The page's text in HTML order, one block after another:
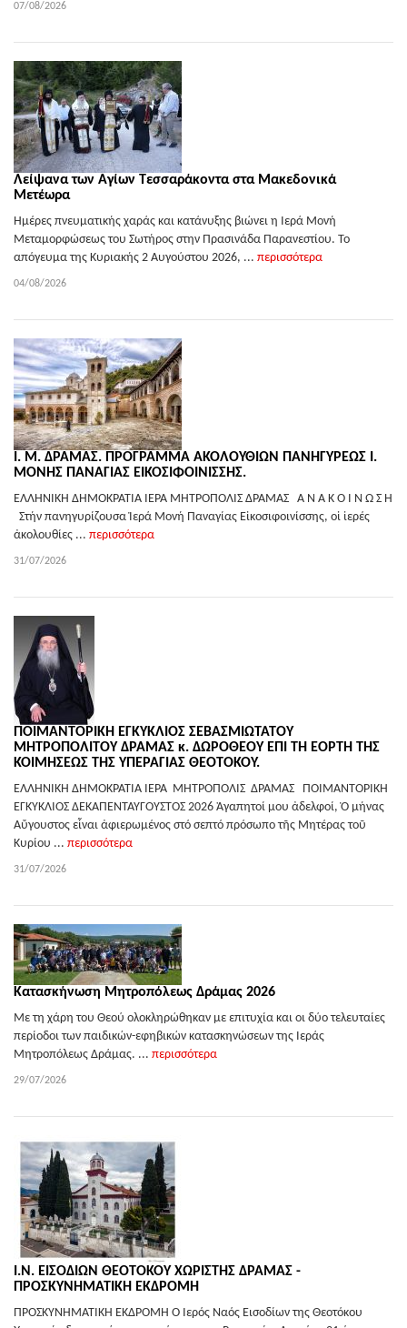
07/08/2026
Λείψανα των Αγίων Τεσσαράκοντα στα Μακεδονικά
Μετέωρα
Ημέρες πνευματικής χαράς και κατάνυξης βιώνει η Ιερά Μονή
Μεταμορφώσεως του Σωτήρος στην Πρασινάδα Παρανεστίου. Το
απόγευμα της Κυριακής 2 Αυγούστου 2026, ... περισσότερα
04/08/2026
Ι. Μ. ΔΡΑΜΑΣ. ΠΡΟΓΡΑΜΜΑ ΑΚΟΛΟΥΘΙΩΝ ΠΑΝΗΓΥΡΕΩΣ Ι.
ΜΟΝΗΣ ΠΑΝΑΓΙΑΣ ΕΙΚΟΣΙΦΟΙΝΙΣΣΗΣ.
ΕΛΛΗΝΙΚΗ ΔΗΜΟΚΡΑΤΙΑ ΙΕΡΑ ΜΗΤΡΟΠΟΛΙΣ ΔΡΑΜΑΣ Α Ν Α Κ Ο Ι Ν Ω Σ Η
Στήν πανηγυρίζουσα Ἱερά Μονή Παναγίας Εἰκοσιφοινίσσης, οἱ ἱερές
ἀκολουθίες ... περισσότερα
31/07/2026
ΠΟΙΜΑΝΤΟΡΙΚΗ ΕΓΚΥΚΛΙΟΣ ΣΕΒΑΣΜΙΩΤΑΤΟΥ
ΜΗΤΡΟΠΟΛΙΤΟΥ ΔΡΑΜΑΣ κ. ΔΩΡΟΘΕΟΥ ΕΠΙ ΤΗ ΕΟΡΤΗ ΤΗΣ
ΚΟΙΜΗΣΕΩΣ ΤΗΣ ΥΠΕΡΑΓΙΑΣ ΘΕΟΤΟΚΟΥ.
ΕΛΛΗΝΙΚΗ ΔΗΜΟΚΡΑΤΙΑ ΙΕΡΑ ΜΗΤΡΟΠΟΛΙΣ ΔΡΑΜΑΣ ΠΟΙΜΑΝΤΟΡΙΚΗ
ΕΓΚΥΚΛΙΟΣ ΔΕΚΑΠΕΝΤΑΥΓΟΥΣΤΟΣ 2026 Ἀγαπητοί μου ἀδελφοί, Ὁ μήνας
Αὔγουστος εἶναι ἀφιερωμένος στό σεπτό πρόσωπο τῆς Μητέρας τοῦ
Κυρίου ... περισσότερα
31/07/2026
Κατασκήνωση Μητροπόλεως Δράμας 2026
Με τη χάρη του Θεού ολοκληρώθηκαν με επιτυχία και οι δύο τελευταίες
περίοδοι των παιδικών-εφηβικών κατασκηνώσεων της Ιεράς
Μητροπόλεως Δράμας. ... περισσότερα
29/07/2026
Ι.Ν. ΕΙΣΟΔΙΩΝ ΘΕΟΤΟΚΟΥ ΧΩΡΙΣΤΗΣ ΔΡΑΜΑΣ -
ΠΡΟΣΚΥΝΗΜΑΤΙΚΗ ΕΚΔΡΟΜΗ
ΠΡΟΣΚΥΝΗΜΑΤΙΚΗ ΕΚΔΡΟΜΗ Ο Ιερός Ναός Εισοδίων της Θεοτόκου